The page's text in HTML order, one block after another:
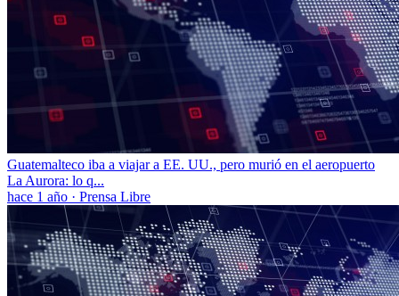
Guatemalteco iba a viajar a EE. UU., pero murió en el aeropuerto
La Aurora: lo q...
hace 1 año · Prensa Libre